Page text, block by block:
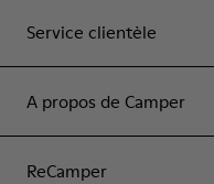
Service clientèle
A propos de Camper
ReCamper